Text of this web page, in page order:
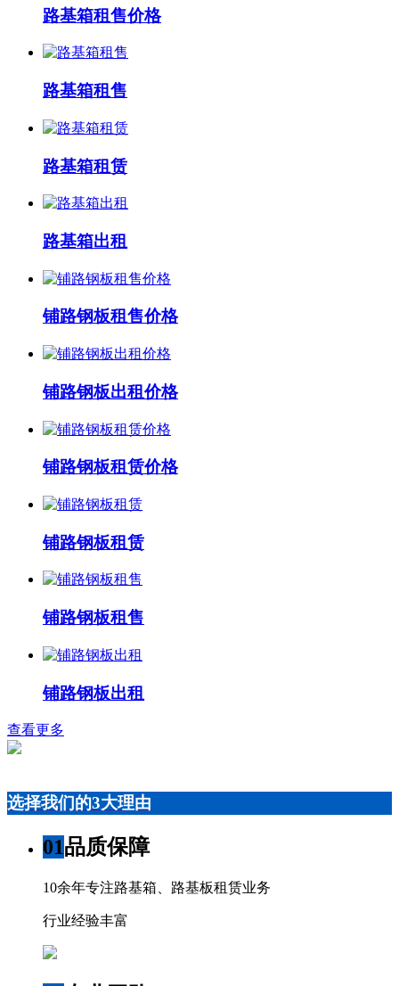
路基箱租售价格
路基箱租售
路基箱租赁
路基箱出租
铺路钢板租售价格
铺路钢板出租价格
铺路钢板租赁价格
铺路钢板租赁
铺路钢板租售
铺路钢板出租
查看更多
选择我们的3大理由
01品质保障
10余年专注路基箱、路基板租赁业务
行业经验丰富